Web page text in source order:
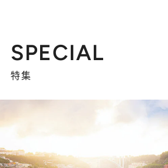
SPECIAL
特集